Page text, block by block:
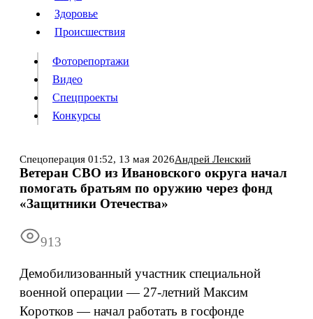
Происшествия
Видео
Конкурсы
Информация Подписка РекламаВсе новостиАрхив
Здоровье
Происшествия
Фоторепортажи
Видео
Спецпроекты
Конкурсы
Спецоперация 01:52, 13 мая 2026Андрей Ленский
Ветеран СВО из Ивановского округа начал
помогать братьям по оружию через фонд
«Защитники Отечества»
913
Демобилизованный участник специальной
военной операции — 27-летний Максим
Коротков — начал работать в госфонде